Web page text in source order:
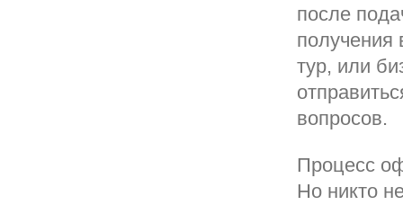
после
получения
тур, или
вопросов.
Процесс
Но никто